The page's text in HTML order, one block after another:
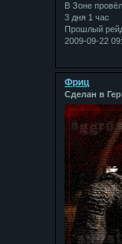
В Зоне
3 дня 1 час
Прошлый
2009-09-22
Фриц
Сделан в